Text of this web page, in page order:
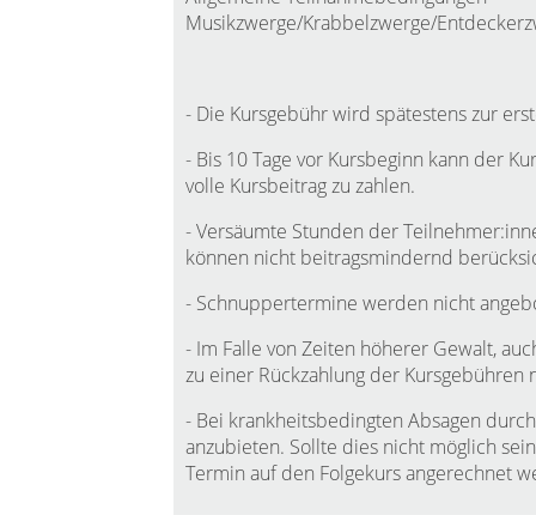
Musikzwerge/Krabbelzwerge/
- Die Kursgebühr wird spätestens zur
- Bis 10 Tage vor Kursbeginn kann der
volle Kursbeitrag zu zahlen.
- Versäumte Stunden der
können nicht beitragsmindernd
- Schnuppertermine werden nicht
- Im Falle von Zeiten höherer Gewalt,
zu einer Rückzahlung der Kursgebühren
- Bei krankheitsbedingten Absagen
anzubieten. Sollte dies nicht möglich
Termin auf den Folgekurs angerechnet